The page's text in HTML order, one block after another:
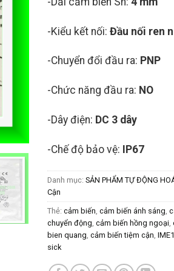
-Kiểu kết nối: Đầu nối ren
-Chuyển đổi đầu ra: PNP
-Chức năng đầu ra: NO
-Dây điện: DC 3 dây
-Chế độ bảo vệ: IP67
Danh mục: SẢN PHẨM TỰ ĐỘNG
Cận
Thẻ: cảm biến cảm biến ánh sáng
chuyển động cảm biến hồng ngoại
bien quang cảm biến tiệm cận
sick